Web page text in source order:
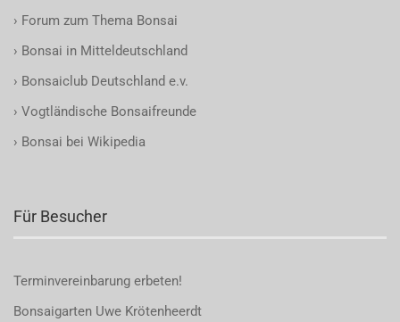
› Forum zum Thema Bonsai
› Bonsai in Mitteldeutschland
› Bonsaiclub Deutschland e.v.
› Vogtländische Bonsaifreunde
› Bonsai bei Wikipedia
Für Besucher
Terminvereinbarung erbeten!
Bonsaigarten Uwe Krötenheerdt